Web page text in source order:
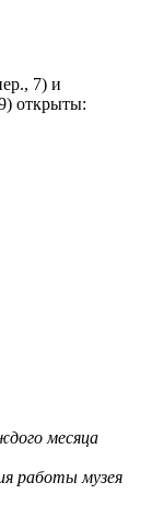
7) и
открыты:
месяца
работы музея